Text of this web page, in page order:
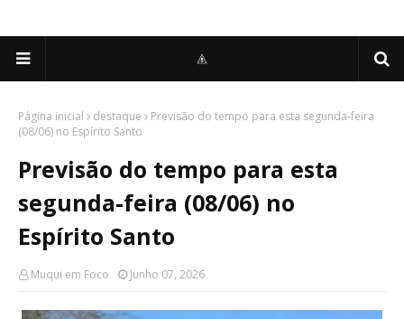
Página inicial destaque
Previsão do tempo para esta segunda-feira
(08/06) no Espírito Santo
Previsão do tempo para esta
segunda-feira (08/06) no
Espírito Santo
Muqui em Foco Junho 07, 2026